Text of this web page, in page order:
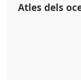
Atles dels